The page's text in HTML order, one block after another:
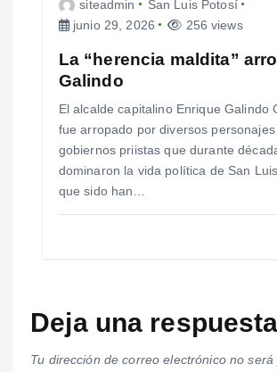
siteadmin
San Luis Potosí
junio 29, 2026
256 views
La “herencia maldita”
Galindo
El alcalde capitalino Enrique Galindo
fue arropado por diversos
gobiernos priistas que durante
dominaron la vida política de San
que sido han…
Deja una respuesta
Tu dirección de correo electrónico no será